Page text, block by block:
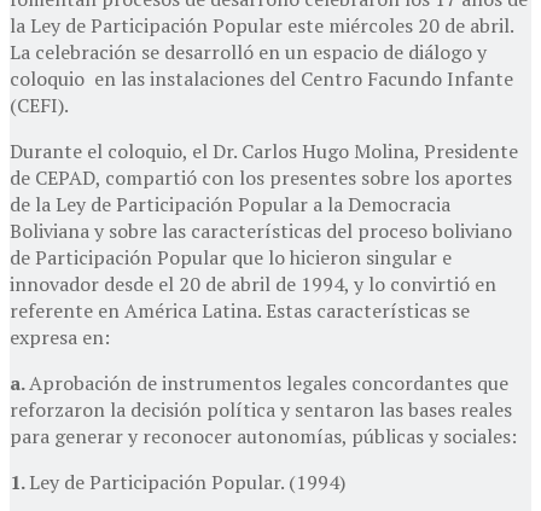
la Ley de Participación Popular este miércoles 20 de abril.
La celebración se desarrolló en un espacio de diálogo y
coloquio en las instalaciones del Centro Facundo Infante
(CEFI).
Durante el coloquio, el Dr. Carlos Hugo Molina, Presidente
de CEPAD, compartió con los presentes sobre los aportes
de la Ley de Participación Popular a la Democracia
Boliviana y sobre las características del proceso boliviano
de Participación Popular que lo hicieron singular e
innovador desde el 20 de abril de 1994, y lo convirtió en
referente en América Latina. Estas características se
expresa en:
a.Aprobación de instrumentos legales concordantes que
reforzaron la decisión política y sentaron las bases reales
para generar y reconocer autonomías, públicas y sociales:
1.Ley de Participación Popular. (1994)